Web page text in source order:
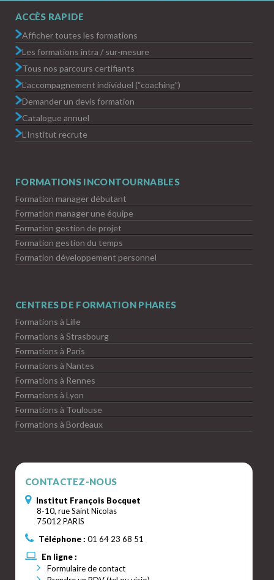
ACCÈS RAPIDE
Afficher toutes les formations
Les formations intra / sur-mesure
Tous nos parcours certifiants
L’accompagnement individuel (“coaching”)
Demander un devis formation
Catalogue annuel
L’Institut recrute
FORMATIONS INCONTOURNABLES
Formation manager débutant
Formation manager une équipe
Formation gestion de projet
Formation gestion du temps
Formation développement personnel
CENTRES DE FORMATION PHARES
Formations à Lille
Formations à Strasbourg
Formations à Paris
Formations à Nantes
Formations à Rennes
Formations à Lyon
Formations à Toulouse
Formations à Bordeaux
CONTACTEZ-NOUS
Institut François Bocquet
8-10, rue Saint Nicolas
75012 PARIS
Téléphone : 01 64 23 68 51
En ligne :
Formulaire de contact